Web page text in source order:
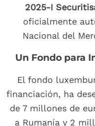
2025-I
oficialmente
Nacional del
Un Fondo para
El fondo
financiación, ha
de 7 millones de
a Rumanía y 2